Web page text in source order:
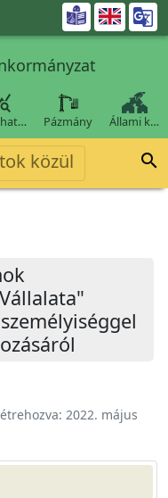

Pázmány Állami k…
közül 
2022. május